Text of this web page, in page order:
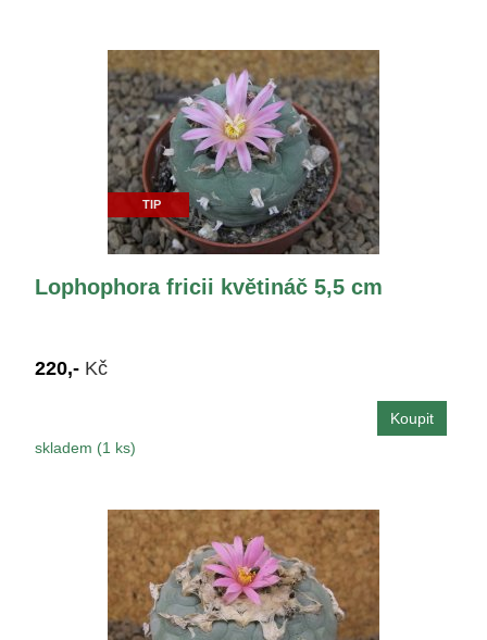
TIP
Lophophora fricii květináč 5,5 cm
220,- Kč
skladem (1 ks)